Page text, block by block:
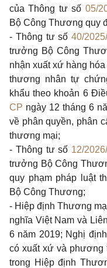
của Thông tư số 05/
Bộ Công Thương quy
- Thông tư số 40/
trưởng Bộ Công
nhận xuất xứ hàng
thương nhân tự
khẩu theo khoản 6
CP ngày 12 tháng 6
về phân quyền, phân
thương mại;
- Thông tư số 12/
trưởng Bộ Công
quy phạm pháp luật
Bộ Công Thương;
- Hiệp định Thương
nghĩa Việt Nam và
6 năm 2019; Nghị
có xuất xứ và phương
trong Hiệp định